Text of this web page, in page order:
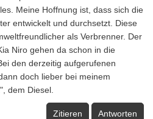
Meine Hoffnung ist, dass sich die
entwickelt und durchsetzt. Diese
als Verbrenner. Der
Niro gehen da schon in die
den derzeitig aufgerufenen
doch lieber bei meinem
dem Diesel.
Zitieren Antworten